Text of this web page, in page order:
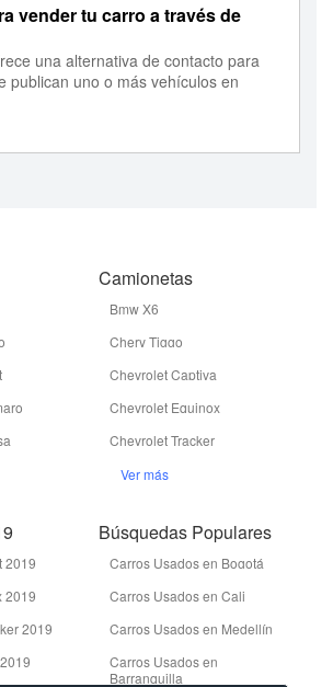
vender tu carro a través de
una alternativa de contacto para
publican uno o más vehículos en
Camionetas
Bmw X6
Chery Tiggo
Chevrolet Captiva
Chevrolet Equinox
Chevrolet Tracker
Ver más
2019
2019
2019
Búsquedas Populares
Carros Usados en Bogotá
Carros Usados en Cali
Carros Usados en Medellín
Carros Usados en
Barranquilla